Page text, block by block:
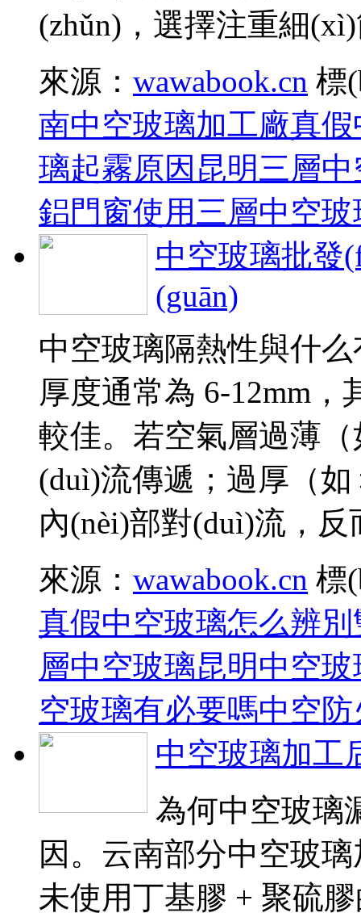
(zhǔn)，選擇注重細(xì)節
來源： wawabook.cn 標
南中空玻璃加工廠真假
璃起霧原因 昆明三層
鋁門窗使用三層中空
中空玻璃批發
(guān)
中空玻璃隔熱性與什么
厚度通常為 6-12mm，
較佳。若空氣層過薄
(duì)流傳遞；過厚（如
內(nèi)部對(duì)流，
來源： wawabook.cn 標
真假中空玻璃怎么辨別
層中空玻璃昆明中空
空玻璃有必要嗎中空
中空玻璃加工
為何中空玻璃
因。云南部分中空玻
未使用丁基膠 + 聚硫